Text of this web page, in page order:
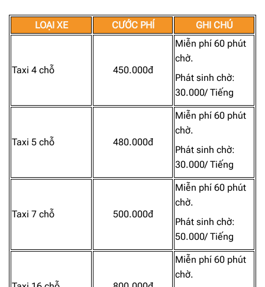
LOẠI XE CƯỚC PHÍ GHI CHÚ
Taxi 4 chỗ 450.000đ
Miễn phí 60 phút
chờ.
Phát sinh chờ:
30.000/ Tiếng
Taxi 5 chỗ 480.000đ
Miễn phí 60 phút
chờ.
Phát sinh chờ:
30.000/ Tiếng
Taxi 7 chỗ 500.000đ
Miễn phí 60 phút
chờ.
Phát sinh chờ:
50.000/ Tiếng
Miễn phí 60 phút
chờ.